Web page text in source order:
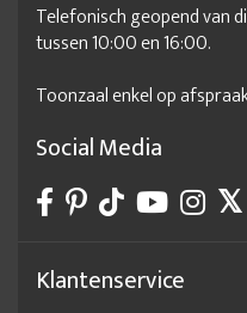
Telefonisch geopend van
tussen 10:00 en 16:00.
Toonzaal enkel op
Social Media
Klantenservice